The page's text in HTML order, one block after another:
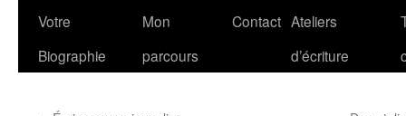
Votre
Biographie
Mon
parcours
Contact Ateliers
d’écriture